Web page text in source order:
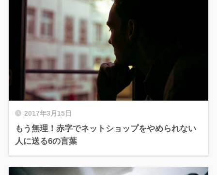
2017年3月15日
もう無理！赤字でネットショップをやめられない
人に送る6の言葉